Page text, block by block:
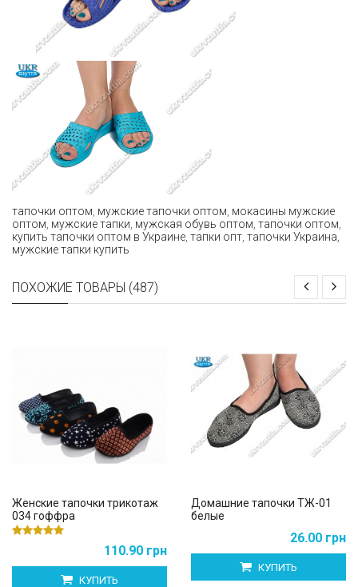
тапочки оптом мужские тапочки оптом мокасины мужские
оптом мужские тапки мужская обувь оптом тапочки оптом
купить тапочки оптом в Украине тапки опт тапочки Украина
мужские тапки купить
ПОХОЖИЕ ТОВАРЫ (487)
Женские тапочки трикотаж
034 гоффра
110.90 грн
КУПИТЬ
Домашние тапочки ТЖ-01
белые
26.00 грн
КУПИТЬ